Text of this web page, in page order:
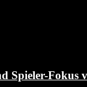
Spieler-Fokus